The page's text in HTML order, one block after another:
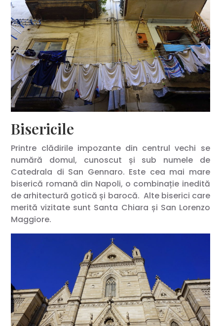
Bisericile
Printre clădirile impozante din centrul vechi se
numără domul, cunoscut și sub numele de
Catedrala di San Gennaro. Este cea mai mare
biserică romană din Napoli, o combinație inedită
de arhitectură gotică și barocă. Alte biserici care
merită vizitate sunt Santa Chiara și San Lorenzo
Maggiore.